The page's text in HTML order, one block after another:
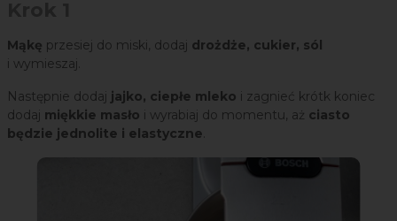
Mąkę przesiej do miski, dodaj drożdże, cukier, sól
i wymieszaj.
Następnie dodaj jajko, ciepłe mleko i zagnieć krótk koniec
dodaj miękkie masło i wyrabiaj do momentu, aż ciasto
będzie jednolite i elastyczne